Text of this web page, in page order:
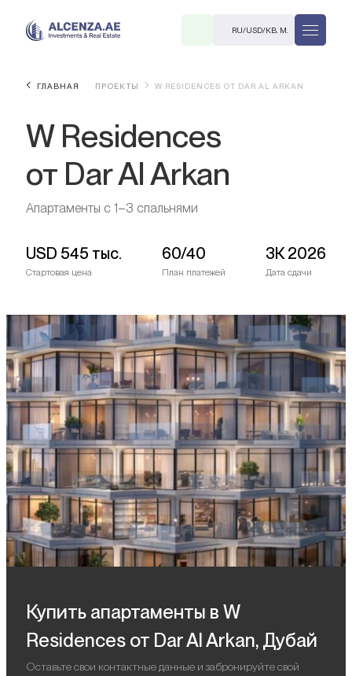
RU/USD/КВ. М.
ГЛАВНАЯ ПРОЕКТЫ W RESIDENCES ОТ DAR AL ARKAN
W Residences
от Dar Al Arkan
Апартаменты с 1–3 спальнями
USD 545 тыс.
Стартовая цена
60/40
План платежей
3К 2026
Дата сдачи
Купить апартаменты в W
Residences от Dar Al Arkan, Дубай
Оставьте свои контактные данные и забронируйте свой